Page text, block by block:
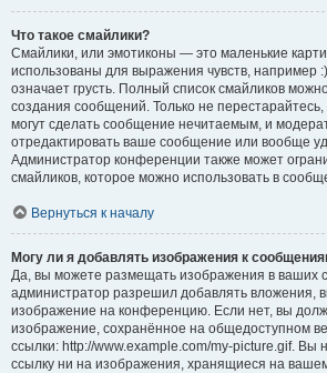
Что такое смайлики?
Смайлики, или эмотиконы — это маленькие
использованы для выражения чувств, например
означает грусть. Полный список смайликов
создания сообщений. Только не перестарайтесь,
могут сделать сообщение нечитаемым, и
отредактировать ваше сообщение или вообще
Администратор конференции также может
смайликов, которое можно использовать в
Вернуться к началу
Могу ли я добавлять изображения к
Да, вы можете размещать изображения в ваших
администратор разрешил добавлять вложения,
изображение на конференцию. Если нет, вы
изображение, сохранённое на общедоступном
ссылки: http://www.example.com/my-picture.gif. Вы
ссылку ни на изображения, хранящиеся на